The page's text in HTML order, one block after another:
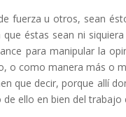
fuerza u otros, sean
éstas sean ni
para manipular la
o como manera más o
que decir, porque allí
ello en bien del